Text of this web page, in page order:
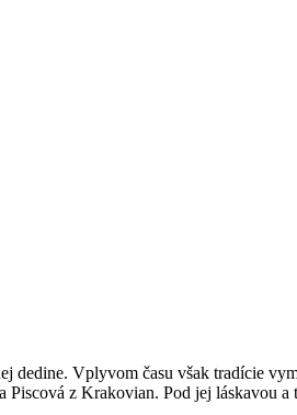
dedine. Vplyvom času však tradície
Piscová z Krakovian. Pod jej láskavou